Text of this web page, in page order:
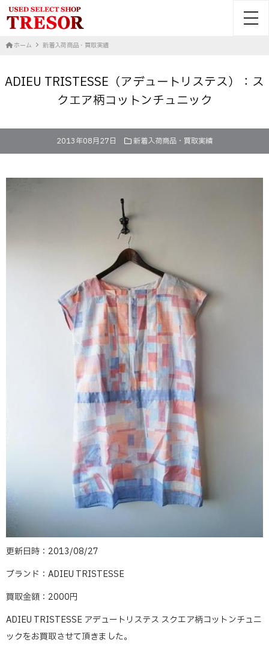
ホーム 新着入荷商品・買取実績
ADIEU TRISTESSE（アデュートリステス）：ス
クエア柄コットンチュニック
2013年08月27日 新着入荷商品・買取実績
更新日時：2013/08/27
ブランド：ADIEU TRISTESSE
買取金額：2000円
ADIEU TRISTESSE アデュートリステス スクエア柄コットンチュニ
ックをお買取させて頂きました。